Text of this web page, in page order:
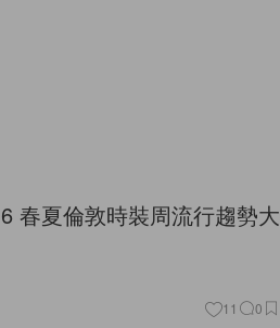
春夏倫敦時裝周流行趨勢大
11 0